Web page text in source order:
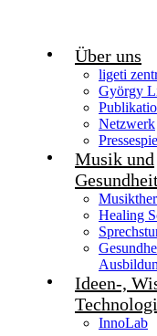
Über uns
ligeti
György
Netzwerk
Musik und
Healing
Ideen-,
InnoLab